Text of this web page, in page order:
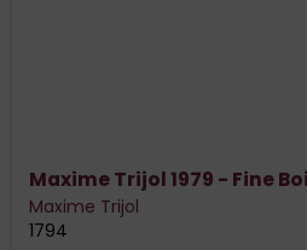
Maxime Trijol 1979 - Fine
Maxime Trijol
1794